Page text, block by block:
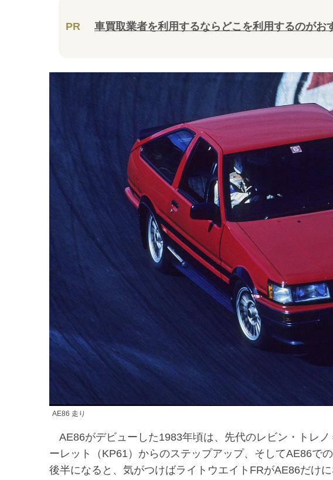
PR 車買取業者を利用するならどこを利用するのがお
AE86 走り
AE86がデビューした1983年頃は、先代のレビン・トレ
ーレット（KP61）からのステップアップ、そしてAE86で
後半になると、気がつけばライトウエイトFRがAE86だけ